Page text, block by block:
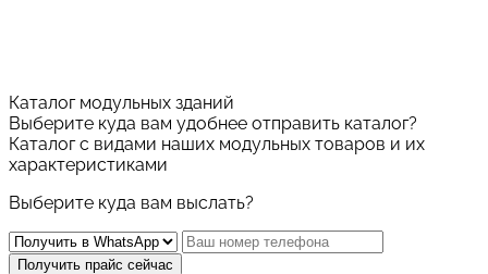
Каталог модульных зданий
Выберите куда вам удобнее отправить каталог?
Каталог с видами наших модульных товаров и их
характеристиками
Выберите куда вам выслать?
Получить прайс сейчас